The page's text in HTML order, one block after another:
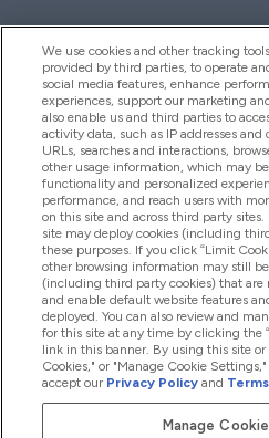
Pomoc & Informácie
Produkty
Informácie O
Vernosť & Odmeny
2026 The Hut.com Ltd
We use cookies and other tracking
provided by third parties, to operate
social media features, enhance
experiences, support our marketing
also enable us and third parties to
activity data, such as IP addresses
URLs, searches and interactions,
other usage information, which may
functionality and personalized
performance, and reach users with
on this site and across third party
site may deploy cookies (including
these purposes. If you click “Limit
other browsing information may still
(including third party cookies) that are
and enable default website features
deployed. You can also review and
for this site at any time by clicking the
link in this banner. By using this site
Cookies," or "Manage Cookie
accept our Privacy Policy and
Manage